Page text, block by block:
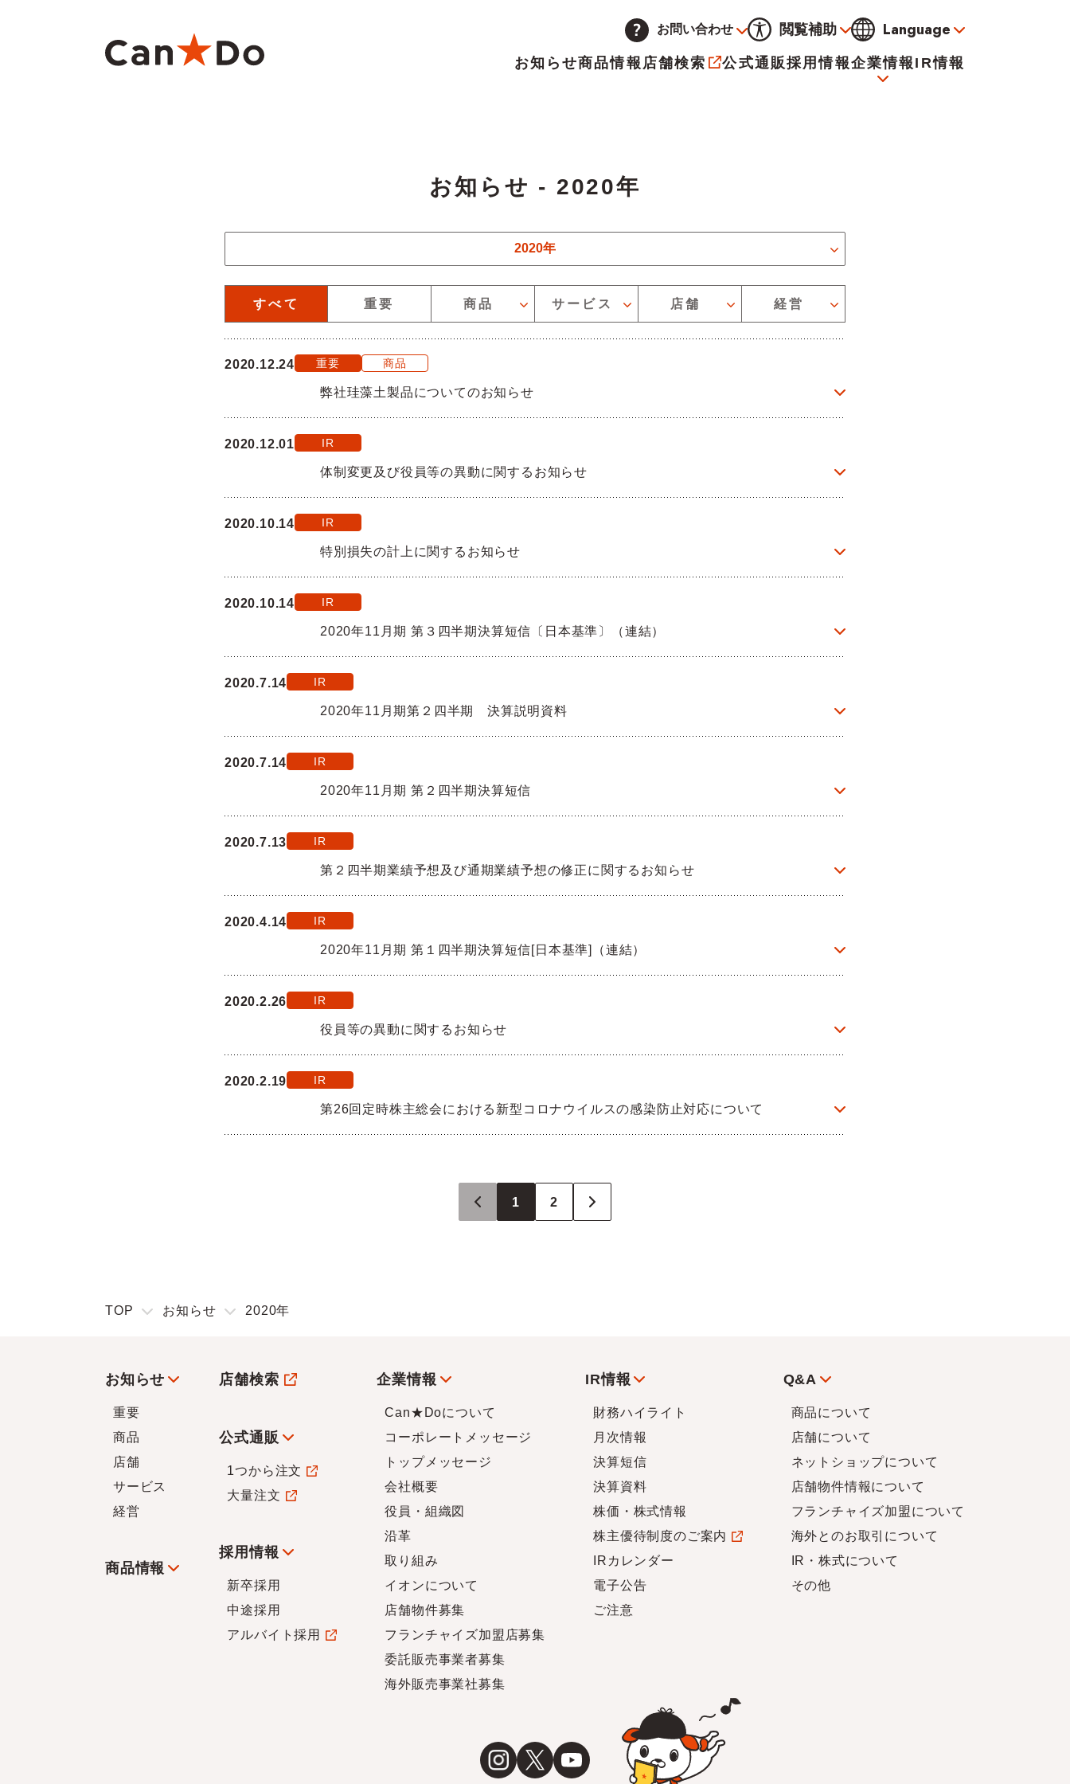
お問い合わせ
閲覧補助
通常 黒 青 黄
Language
お知らせ商品情報 店舗検索 公式通販採用情報企業情報
コーポレートメッセージ トップメッセージ
取り組み イオンについて
フランチャイズ加盟店募集 委託販売者募集 海外販売事業社募集
IR情報
株主優待制度のご案内 IRカレンダー
お知らせ - 2020年
2020年
お知らせのカテゴリーを絞り込むことができます
すべて 重要 商品 サービス 店舗 経営
2020.12.24 重要 商品
弊社珪藻土製品についてのお知らせ
2020.12.01 IR
体制変更及び役員等の異動に関するお知らせ
2020.10.14 IR
特別損失の計上に関するお知らせ
2020.10.14 IR
2020年11月期 第３四半期決算短信〔日本基準〕（連結）
2020.7.14 IR
2020年11月期第２四半期 決算説明資料
2020.7.14 IR
2020年11月期 第２四半期決算短信
2020.7.13 IR
第２四半期業績予想及び通期業績予想の修正に関するお知らせ
2020.4.14 IR
2020年11月期 第１四半期決算短信[日本基準]（連結）
2020.2.26 IR
役員等の異動に関するお知らせ
2020.2.19 IR
第26回定時株主総会における新型コロナウイルスの感染防止対応について
1 2
TOP お知らせ 2020年
お知らせ
重要
商品
店舗
サービス
経営
商品情報
店舗検索
公式通販
1つから注文
大量注文
採用情報
新卒採用
中途採用
アルバイト採用
企業情報
Can★Doについて
コーポレートメッセージ
トップメッセージ
会社概要
役員・組織図
沿革
取り組み
イオンについて
店舗物件募集
フランチャイズ加盟店募集
委託販売事業者募集
海外販売事業社募集
IR情報
財務ハイライト
月次情報
決算短信
決算資料
株価・株式情報
株主優待制度のご案内
IRカレンダー
電子公告
ご注意
Q&A
商品について
店舗について
ネットショップについて
店舗物件情報について
フランチャイズ加盟について
海外とのお取引について
IR・株式について
その他